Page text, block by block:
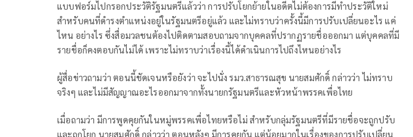
แบบฟอร์มไปกรอกประวัติรัฐมนตรีแล้วว่า การปรับโยกย้ายในอดีตไม่ต้องการมีทำประวัติใหม่
สำหรับคนที่ดำรงตำแหน่งอยู่ในรัฐมนตรีอยู่แล้ว และไม่ทราบว่าครั้งนี้มีการปรับเปลี่ยนอะไร แค่
ไหน อย่างไร ซึ่งสื่อมวลชนต้องไปติดตามสอบถามจากบุคคลที่ปรากฏรายชื่อออกมา แต่บุคคลที่มี
รายชื่อก็คงตอบกันไม่ได้ เพราะไม่ทราบว่าเรื่องนี้ได้ดำเนินการไปถึงไหนอย่างไร
ผู้สื่อข่าวถามว่า ตอนนี้ชัดเจนหรือยังว่า จะไปนั่ง รมว.สาธารณสุข นายสมศักดิ์ กล่าวว่า ไม่ทราบ
จริงๆ และไม่มีสัญญาณอะไรออกมาจากทั้งนายกรัฐมนตรีและหัวหน้าพรรคเพื่อไทย
เมื่อถามว่า มีการพูดคุยกันในหมู่พรรคเพื่อไทยหรือไม่ สำหรับกลุ่มรัฐมนตรีที่มีรายชื่อจะถูกปรับ
และถูกโยก นายสมศักดิ์ กล่าวว่า ตอนหลังๆ มีการคุยกัน แต่น้อยมากในเรื่องของการปรับเปลี่ยน